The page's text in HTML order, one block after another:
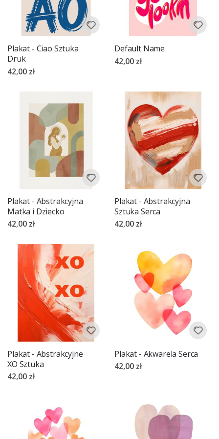
Plakat - Ciao Sztuka
Druk
42,00 zł
Default Name
42,00 zł
Plakat - Abstrakcyjna
Matka i Dziecko
42,00 zł
Plakat - Abstrakcyjna
Sztuka Serca
42,00 zł
Plakat - Abstrakcyjne
XO Sztuka
42,00 zł
Plakat - Akwarela Serca
42,00 zł